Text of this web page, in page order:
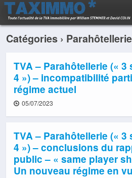
Catégories › Parahôtellerie
TVA – Parahôtellerie («
4 ») – incompatibilité
régime actuel
05/07/2023
TVA – Parahôtellerie («
4 ») – conclusions du
public – « same player
Un nouveau régime en